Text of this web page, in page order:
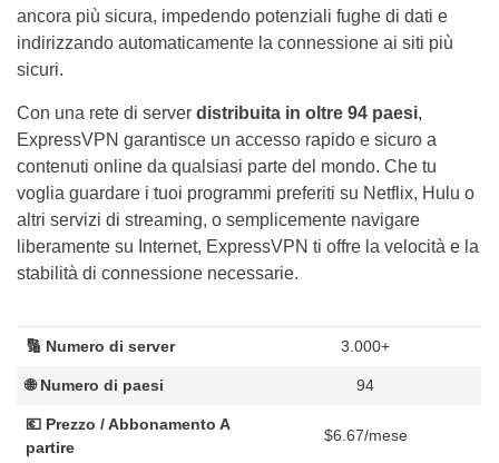
ancora più sicura, impedendo potenziali fughe di dati e
indirizzando automaticamente la connessione ai siti più
sicuri.
Con una rete di server distribuita in oltre 94 paesi,
ExpressVPN garantisce un accesso rapido e sicuro a
contenuti online da qualsiasi parte del mondo. Che tu
voglia guardare i tuoi programmi preferiti su Netflix, Hulu o
altri servizi di streaming, o semplicemente navigare
liberamente su Internet, ExpressVPN ti offre la velocità e la
stabilità di connessione necessarie.
🔢 Numero di server 3.000+
🌐 Numero di paesi 94
💶 Prezzo / Abbonamento A
partire
$6.67/mese